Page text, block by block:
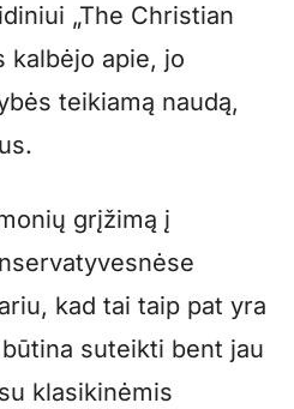
„The Christian
kalbėjo apie, jo
teikiamą naudą,
grįžimą į
kad tai taip pat yra
suteikti bent jau
klasikinėmis